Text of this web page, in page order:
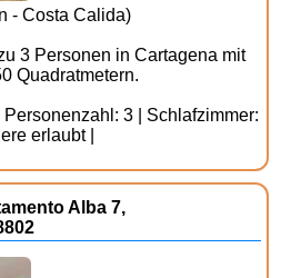
- Costa Calida)
3 Personen in Cartagena mit
Quadratmetern.
Personenzahl: 3 | Schlafzimmer:
erlaubt |
Alba 7,